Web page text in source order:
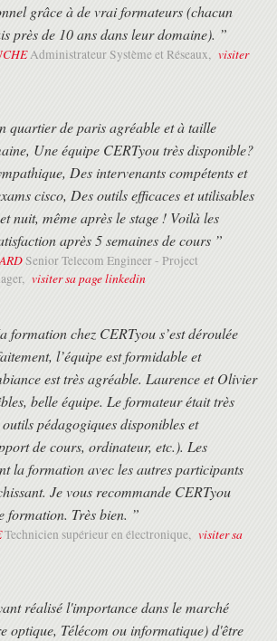
grâce à de vrai formateurs (chacun
près de 10 ans dans leur domaine). ”
Administrateur Système et Réseaux, visiter
quartier de paris agréable et à taille
Une équipe CERTyou très disponible?
Des intervenants compétents et
cisco, Des outils efficaces et utilisables
nuit, même après le stage ! Voilà les
après 5 semaines de cours ”
Senior Telecom Engineer - Project
visiter sa page linkedin
formation chez CERTyou s’est déroulée
l’équipe est formidable et
est très agréable. Laurence et Olivier
belle équipe. Le formateur était très
pédagogiques disponibles et
de cours, ordinateur, etc.). Les
la formation avec les autres participants
Je vous recommande CERTyou
formation. Très bien. ”
Technicien supérieur en électronique, visiter sa
réalisé l'importance dans le marché
optique, Télécom ou informatique) d'être